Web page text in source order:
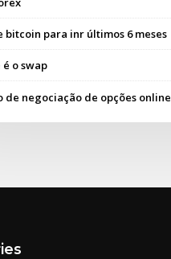
bitcoin para inr últimos 6 meses
o swap
de negociação de opções online